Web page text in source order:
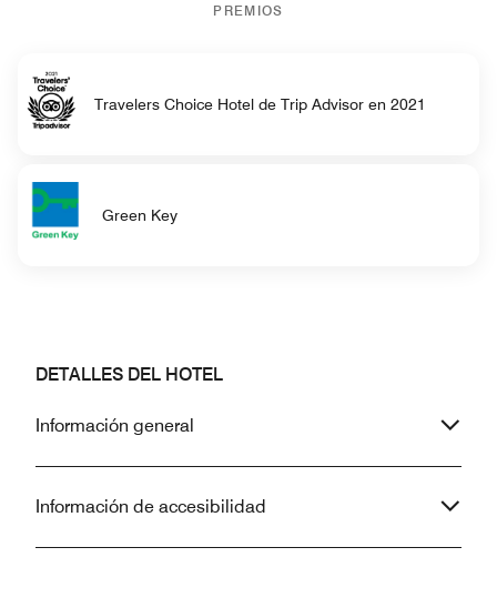
PREMIOS
Travelers Choice Hotel de Trip Advisor en 2021
Green Key
DETALLES DEL HOTEL
Información general
Información de accesibilidad